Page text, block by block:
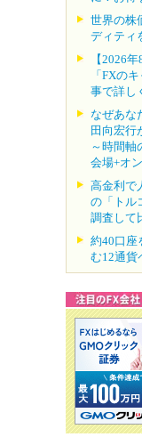
世界の株
ディティ
【2026
「FXの
事で詳し
なぜあな
田向宏行
～時間軸
会場+オ
高金利で
の「トル
調査して
約40口座
む12通貨